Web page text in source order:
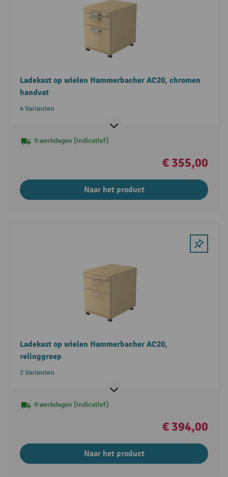
Ladekast op wielen Hammerbacher AC20, chromen
handvat
4 Varianten
9 werkdagen (indicatief)
€ 355,00
Naar het product
Ladekast op wielen Hammerbacher AC20,
relinggreep
2 Varianten
9 werkdagen (indicatief)
€ 394,00
Naar het product